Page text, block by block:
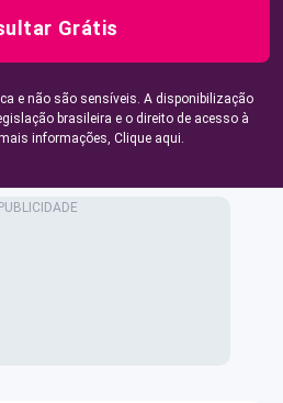
Grátis
e não são sensíveis. A disponibilização
brasileira e o direito de acesso à
informações, Clique aqui.